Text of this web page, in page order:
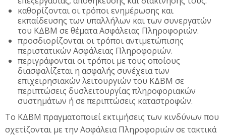
καθορίζονται οι τρόποι ενημέρωσης και
εκπαίδευσης των υπαλλήλων και των συνεργατών
του ΚΔΒΜ σε θέματα Ασφάλειας Πληροφοριών.
προσδιορίζονται οι τρόποι αντιμετώπισης
περιστατικών Ασφάλειας Πληροφοριών.
περιγράφονται οι τρόποι με τους οποίους
διασφαλίζεται η ασφαλής συνέχεια των
επιχειρησιακών λειτουργιών του ΚΔΒΜ σε
περιπτώσεις δυσλειτουργίας πληροφοριακών
συστημάτων ή σε περιπτώσεις καταστροφών.
Το ΚΔΒΜ πραγματοποιεί εκτιμήσεις των κινδύνων που
σχετίζονται με την Ασφάλεια Πληροφοριών σε τακτικά